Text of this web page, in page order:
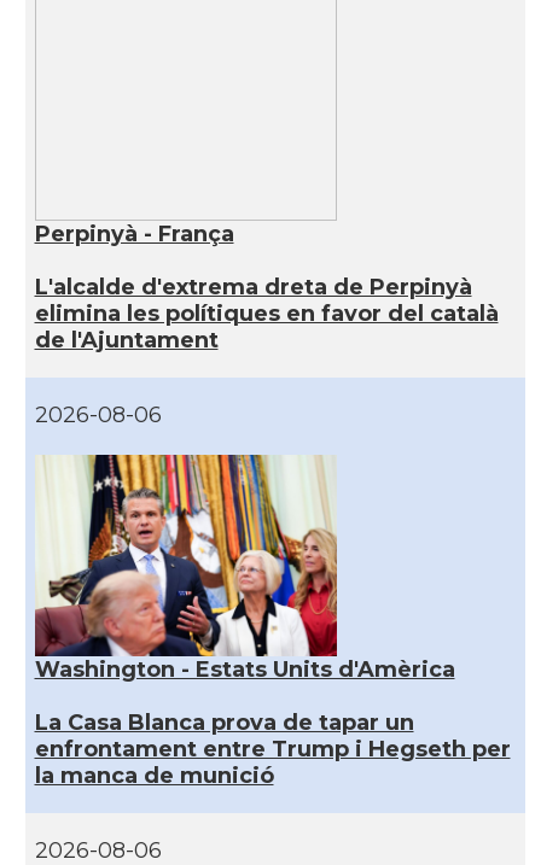
Perpinyà - França
L'alcalde d'extrema dreta de Perpinyà
elimina les polítiques en favor del català
de l'Ajuntament
2026-08-06
Washington - Estats Units d'Amèrica
La Casa Blanca prova de tapar un
enfrontament entre Trump i Hegseth per
la manca de munició
2026-08-06